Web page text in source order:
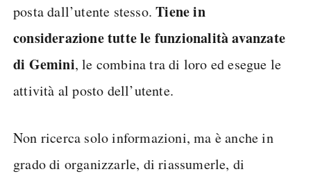
posta dall’utente stesso.Tiene in
considerazione tutte le funzionalità avanzate
di Gemini, le combina tra di loro ed esegue le
attività al posto dell’utente.
Non ricerca solo informazioni, ma è anche in
grado di organizzarle, di riassumerle, di